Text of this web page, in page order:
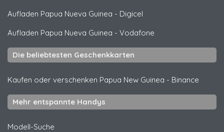
Aufladen Papua Nueva Guinea - Digicel
Aufladen Papua Nueva Guinea - Vodafone
Die beliebtesten Geschenkkarten
Kaufen oder verschenken Papua New Guinea - Binance
Mehr entspannte Handys
Modell-Suche